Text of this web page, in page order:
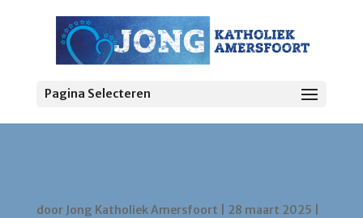
Pagina Selecteren
door Jong Katholiek Amersfoort 28 maart 2025